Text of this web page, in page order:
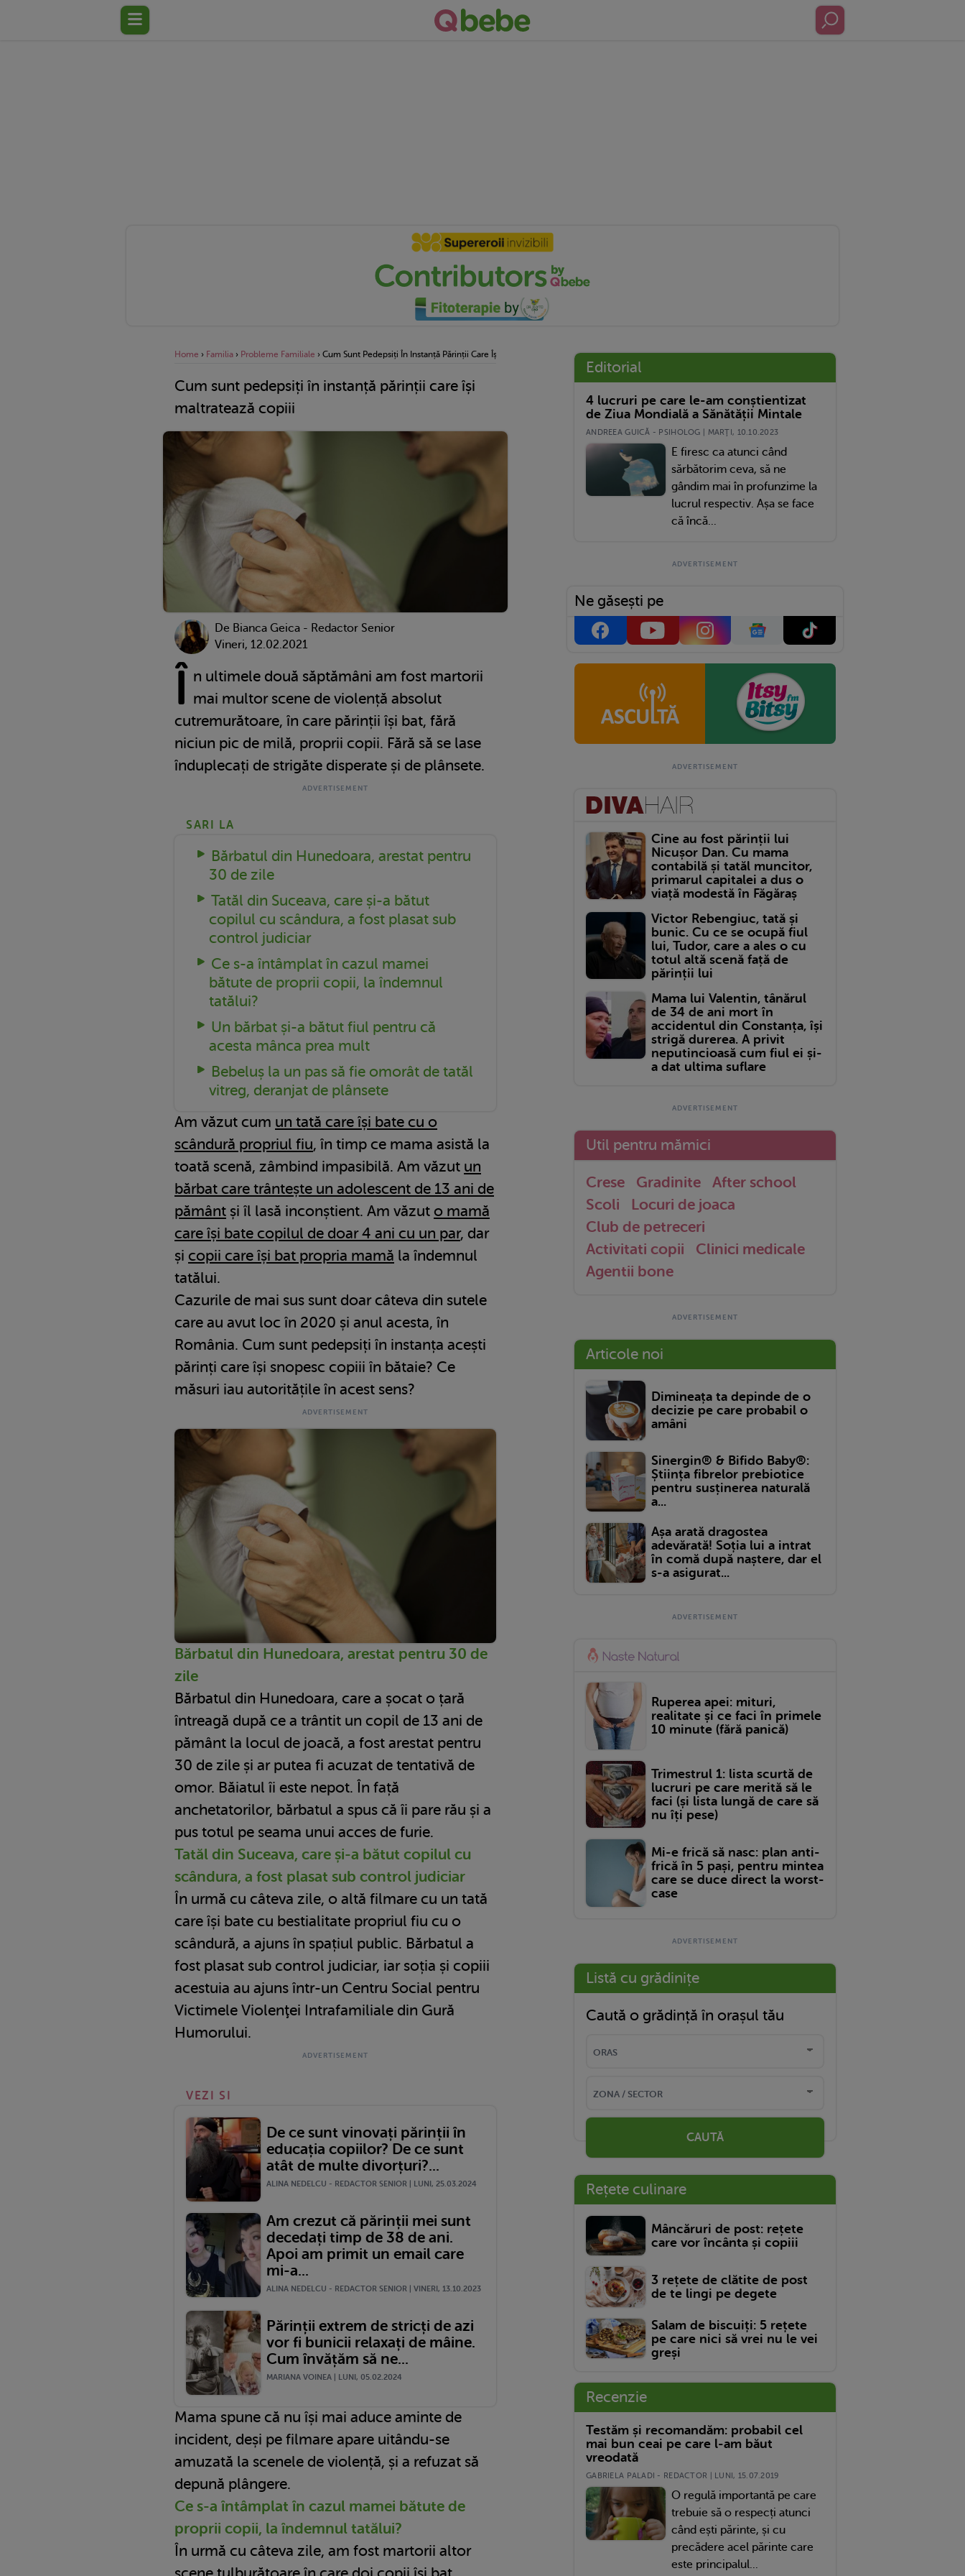
Home › Familia › Probleme Familiale › Cum Sunt Pedepsiți În Instanță Părinții Care Își Maltratează Copiii
Cum sunt pedepsiți în instanță părinții care își
maltratează copiii
De Bianca Geica - Redactor Senior
Vineri, 12.02.2021
Î n ultimele două săptămâni am fost martorii
mai multor scene de violență absolut
cutremurătoare, în care părinții își bat, fără
niciun pic de milă, proprii copii. Fără să se lase
înduplecați de strigăte disperate și de plânsete.
SARI LA
Bărbatul din Hunedoara, arestat pentru
30 de zile
Tatăl din Suceava, care și-a bătut
copilul cu scândura, a fost plasat sub
control judiciar
Ce s-a întâmplat în cazul mamei
bătute de proprii copii, la îndemnul
tatălui?
Un bărbat și-a bătut fiul pentru că
acesta mânca prea mult
Bebeluș la un pas să fie omorât de tatăl
vitreg, deranjat de plânsete
Am văzut cum un tată care își bate cu o
scândură propriul fiu, în timp ce mama asistă la
toată scenă, zâmbind impasibilă. Am văzut un
bărbat care trântește un adolescent de 13 ani de
pământ și îl lasă inconștient. Am văzut o mamă
care își bate copilul de doar 4 ani cu un par, dar
și copii care își bat propria mamă la îndemnul
tatălui.
Cazurile de mai sus sunt doar câteva din sutele
care au avut loc în 2020 și anul acesta, în
România. Cum sunt pedepsiți în instanța acești
părinți care își snopesc copiii în bătaie? Ce
măsuri iau autoritățile în acest sens?
Bărbatul din Hunedoara, arestat pentru 30 de
zile
Bărbatul din Hunedoara, care a șocat o țară
întreagă după ce a trântit un copil de 13 ani de
pământ la locul de joacă, a fost arestat pentru
30 de zile și ar putea fi acuzat de tentativă de
omor. Băiatul îi este nepot. În față
anchetatorilor, bărbatul a spus că îi pare rău și a
pus totul pe seama unui acces de furie.
Tatăl din Suceava, care și-a bătut copilul cu
scândura, a fost plasat sub control judiciar
În urmă cu câteva zile, o altă filmare cu un tată
care își bate cu bestialitate propriul fiu cu o
scândură, a ajuns în spațiul public. Bărbatul a
fost plasat sub control judiciar, iar soția și copiii
acestuia au ajuns într-un Centru Social pentru
Victimele Violenţei Intrafamiliale din Gură
Humorului.
VEZI SI
De ce sunt vinovați părinții în
educația copiilor? De ce sunt
atât de multe divorțuri?...
ALINA NEDELCU - REDACTOR SENIOR | LUNI, 25.03.2024
Am crezut că părinții mei sunt
decedați timp de 38 de ani.
Apoi am primit un email care
mi-a...
ALINA NEDELCU - REDACTOR SENIOR | VINERI, 13.10.2023
Părinții extrem de stricți de azi
vor fi bunicii relaxați de mâine.
Cum învățăm să ne...
MARIANA VOINEA | LUNI, 05.02.2024
Mama spune că nu își mai aduce aminte de
incident, deși pe filmare apare uitându-se
amuzată la scenele de violență, și a refuzat să
depună plângere.
Ce s-a întâmplat în cazul mamei bătute de
proprii copii, la îndemnul tatălui?
În urmă cu câteva zile, am fost martorii altor
Editorial
4 lucruri pe care le-am conștientizat
de Ziua Mondială a Sănătății Mintale
ANDREEA GUICĂ - PSIHOLOG | MARŢI, 10.10.2023
E firesc ca atunci când
sărbătorim ceva, să ne
gândim mai în profunzime la
lucrul respectiv. Așa se face
că încă...
Ne găsești pe
Cine au fost părinții lui
Nicușor Dan. Cu mama
contabilă și tatăl muncitor,
primarul capitalei a dus o
viață modestă în Făgăraș
Victor Rebengiuc, tată și
bunic. Cu ce se ocupă fiul
lui, Tudor, care a ales o cu
totul altă scenă față de
părinții lui
Mama lui Valentin, tânărul
de 34 de ani mort în
accidentul din Constanța, își
strigă durerea. A privit
neputincioasă cum fiul ei și-
a dat ultima suflare
Util pentru mămici
Crese Gradinite
After school
Scoli
Locuri de joaca
Club de petreceri
Activitati copii
Clinici medicale
Agentii bone
Articole noi
Dimineața ta depinde de o
decizie pe care probabil o
amâni
Sinergin® & Bifido Baby®:
Știința fibrelor prebiotice
pentru susținerea naturală
a...
Așa arată dragostea
adevărată! Soția lui a intrat
în comă după naștere, dar el
s-a asigurat...
Ruperea apei: mituri,
realitate și ce faci în primele
10 minute (fără panică)
Trimestrul 1: lista scurtă de
lucruri pe care merită să le
faci (și lista lungă de care să
nu îți pese)
Mi-e frică să nasc: plan anti-
frică în 5 pași, pentru mintea
care se duce direct la worst-
case
Listă cu grădinițe
Caută o grădință în orașul tău
CAUTĂ
Rețete culinare
Mâncăruri de post: rețete
care vor încânta și copiii
3 rețete de clătite de post
de te lingi pe degete
Salam de biscuiți: 5 rețete
pe care nici să vrei nu le vei
greși
Recenzie
Testăm și recomandăm: probabil cel
mai bun ceai pe care l-am băut
vreodată
GABRIELA PALADI - REDACTOR | LUNI, 15.07.2019
O regulă importantă pe care
trebuie să o respecți atunci
când ești părinte, și cu
precădere acel părinte care
este principalul...